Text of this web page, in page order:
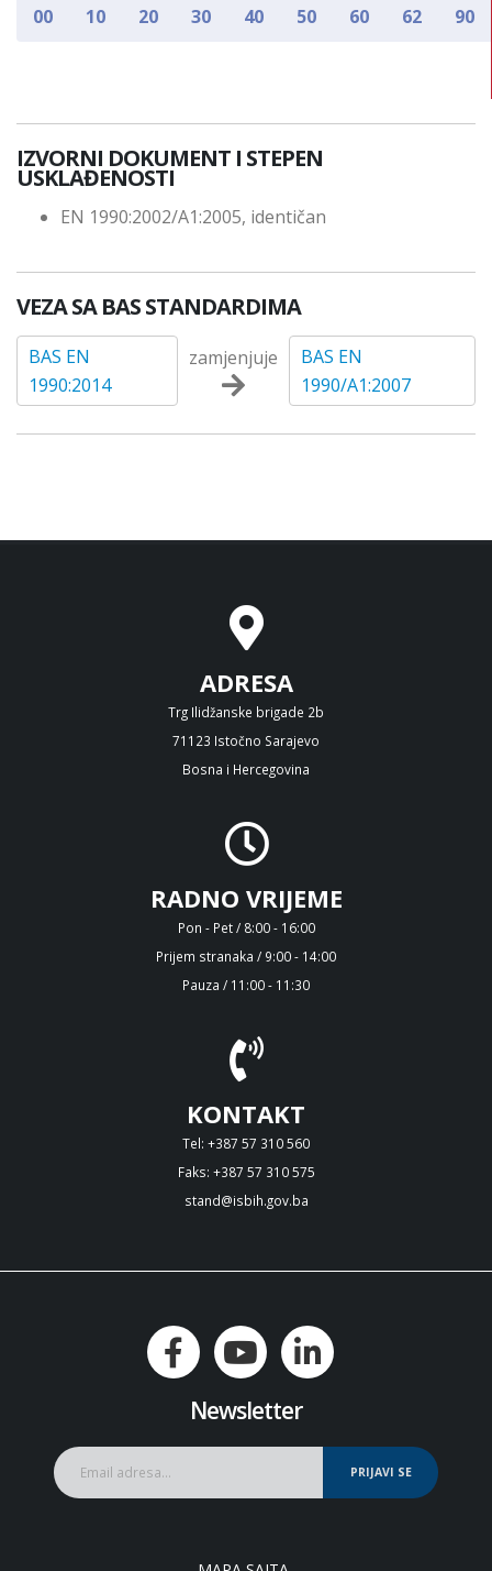
00 10 20 30 40 50 60 62 90
IZVORNI DOKUMENT I STEPEN
USKLAĐENOSTI
EN 1990:2002/A1:2005, identičan
VEZA SA BAS STANDARDIMA
BAS EN
1990:2014
zamjenjuje
BAS EN
1990/A1:2007
ADRESA
Trg Ilidžanske brigade 2b
71123 Istočno Sarajevo
Bosna i Hercegovina
RADNO VRIJEME
Pon - Pet / 8:00 - 16:00
Prijem stranaka / 9:00 - 14:00
Pauza / 11:00 - 11:30
KONTAKT
Tel: +387 57 310 560
Faks: +387 57 310 575
stand@isbih.gov.ba
Newsletter
PRIJAVI SE